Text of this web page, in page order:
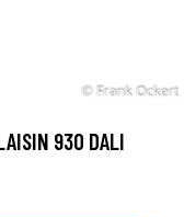
930 DALI